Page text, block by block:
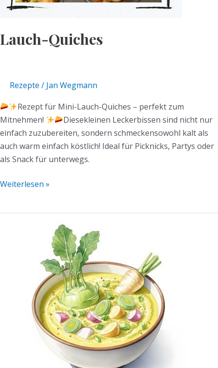
Lauch-Quiches
Rezepte / Jan Wegmann
Rezept für Mini-Lauch-Quiches – perfekt zum
Mitnehmen!
Diesekleinen Leckerbissen sind nicht nur
einfach zuzubereiten, sondern schmeckensowohl kalt als
auch warm einfach köstlich! Ideal für Picknicks, Partys oder
als Snack für unterwegs.
Weiterlesen »